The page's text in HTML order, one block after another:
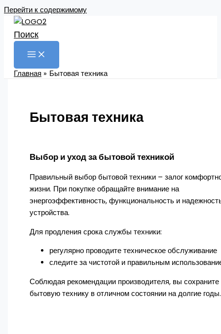
Перейти к содержимому
Поиск
Главная Бытовая техника
Бытовая техника
Выбор и уход за бытовой техникой
Правильный выбор бытовой техники – залог
жизни. При покупке обращайте внимание на
энергоэффективность, функциональность и
устройства.
Для продления срока службы техники:
регулярно проводите техническое обслуживание
следите за чистотой и правильным
Соблюдая рекомендации производителя, вы сохраните
бытовую технику в отличном состоянии на долгие годы.